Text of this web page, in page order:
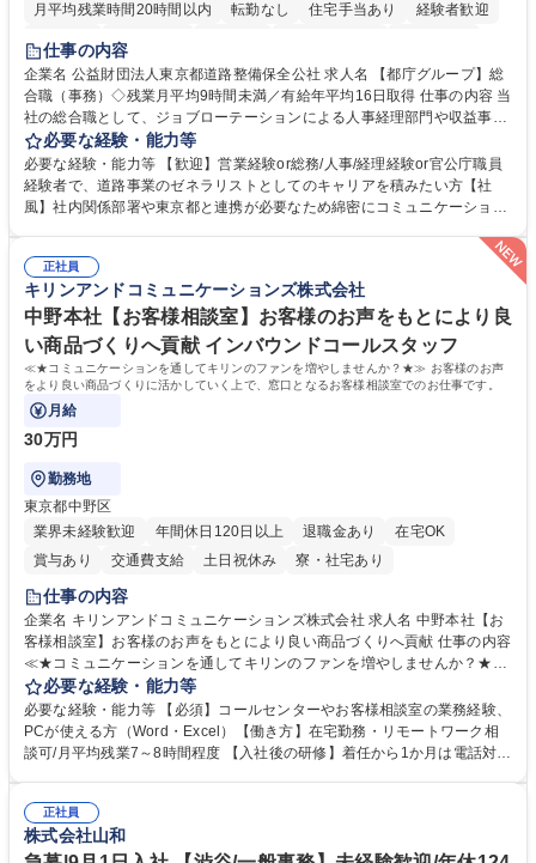
月平均残業時間20時間以内
転勤なし 住宅手当あり
経験者歓迎
研修あり
退職金あり
駅近5分以内
資格取得手当あり 食事補助あり
仕事の内容
企業名 公益財団法人東京都道路整備保全公社 求人名 【都庁グループ】総
合職（事務）◇残業月平均9時間未満／有給年平均16日取得 仕事の内容 当
社の総合職として、ジョブローテーションによる人事経理部門や収益事業
等のフロント部門の部署等幅広い部署での業務をお任せいたします。研修
制度やキャリア支援が充実しております！ ※下記業務詳細 【業務詳細】■
管理部門：広報、人事、経理など当公社の運営に係る管理業務 ■収益部
門：駐車場の新規開拓、管理運営、新宿駅西口広場の「イベントコーナ
密集地域の特定整備路線の用地取得、道路に関する普及啓発事業、都内の
道路施設や道路工事現場の見学ツアー事業 ※入社後は上記いずれかの部門
へ配属。※業務内容変更の範囲：会社の定める業務 募集職種 【都庁グル
ープ】総合職（事務）◇残業月平均9時間未満／有給年平均16日取得
必要な経験・能力等
必要な経験・能力等 【歓迎】営業経験or総務/人事/経理経験or官公庁職員
経験者で、道路事業のゼネラリストとしてのキャリアを積みたい方【社
風】社内関係部署や東京都と連携が必要なため綿密にコミュニケーション
は、駐車場の管理運営や道路用地の取得、公益財団法人の中枢を担う管理
部門など多岐に渡る業務を経験できます。 ■様々なプロジェクト：駐車場
事業の他、新宿駅西口広場内に設置された照明を兼ねた広告「ブライトサ
イン」の管理運営を行うなど、事業収益を生み出す活動を積極的に行って
います。 学歴・資格 学歴：大学院 大学 高専 短大 専修学校 高校 語学力：
資格：
正社員
キリンアンドコミュニケーションズ株式会社
中野本社【お客様相談室】お客様のお声をもとにより良
い商品づくりへ貢献 インバウンドコールスタッフ
≪★コミュニケーションを通してキリンのファンを増やしませんか？★≫ お客様のお声
をより良い商品づくりに活かしていく上で、窓口となるお客様相談室でのお仕事です。
月給
30万円
勤務地
東京都中野区
業界未経験歓迎
年間休日120日以上 退職金あり
在宅OK
賞与あり
交通費支給 土日祝休み 寮・社宅あり
仕事の内容
企業名 キリンアンドコミュニケーションズ株式会社 求人名 中野本社【お
客様相談室】お客様のお声をもとにより良い商品づくりへ貢献 仕事の内容
≪★コミュニケーションを通してキリンのファンを増やしませんか？★≫
お客様のお声をより良い商品づくりに活かしていく上で、窓口となるお客
様相談室でのお仕事です。 日々お客様からいただくキリングループへのご
意見を、企業活動に活かしています。お客様からの声に迅速かつ誠意をも
って対応、情報提供するとともにグループ内活動に反映しています。 【具
平均100件前後■メール・手紙：同上40件前後 募集職種 中野本社【お客様
相談室】お客様のお声をもとにより良い商品づくりへ貢献
必要な経験・能力等
必要な経験・能力等 【必須】コールセンターやお客様相談室の業務経験、
PCが使える方（Word・Excel）【働き方】在宅勤務・リモートワーク相
談可/月平均残業7～8時間程度 【入社後の研修】着任から1か月は電話対応
すのでご安心ください。 【当社について】キリングループの広報機能を担
う会社として、お客様との出会いを大切にし、磨き上げたホスピタリティ
正社員
株式会社山和